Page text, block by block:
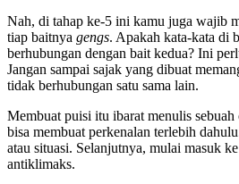
Nah, di tahap ke-5 ini kamu juga wajib
tiap baitnya gengs. Apakah kata-kata di
berhubungan dengan bait kedua? Ini
Jangan sampai sajak yang dibuat
tidak berhubungan satu sama lain.
Membuat puisi itu ibarat menulis sebuah
bisa membuat perkenalan terlebih
atau situasi. Selanjutnya, mulai masuk
antiklimaks.